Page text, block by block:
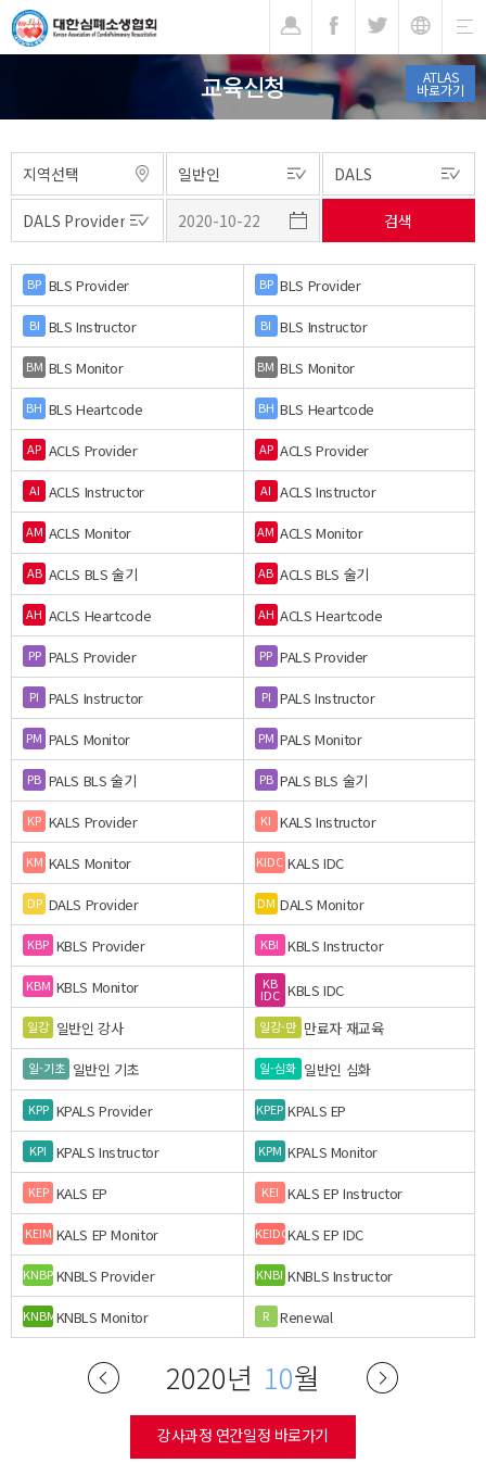
ATLAS
바로가기
교육신청
BP BLS Provider BP BLS Provider
BI BLS Instructor BI BLS Instructor
BM BLS Monitor BM BLS Monitor
BH BLS Heartcode BH BLS Heartcode
AP ACLS Provider AP ACLS Provider
AI ACLS Instructor AI ACLS Instructor
AM ACLS Monitor AM ACLS Monitor
AB ACLS BLS 술기 AB ACLS BLS 술기
AH ACLS Heartcode AH ACLS Heartcode
PP PALS Provider PP PALS Provider
PI PALS Instructor PI PALS Instructor
PM PALS Monitor PM PALS Monitor
PB PALS BLS 술기 PB PALS BLS 술기
KP KALS Provider KI KALS Instructor
KM KALS Monitor KIDC KALS IDC
DP DALS Provider DM DALS Monitor
KBP KBLS Provider KBI KBLS Instructor
KBM KBLS Monitor KB
IDC KBLS IDC
일강 일반인 강사 일강-만 만료자 재교육
일-기초 일반인 기초 일-심화 일반인 심화
KPP KPALS Provider KPEP KPALS EP
KPI KPALS Instructor KPM KPALS Monitor
KEP KALS EP KEI KALS EP Instructor
KEIM KALS EP Monitor KEIDCKALS EP IDC
KNBPKNBLS Provider KNBI KNBLS Instructor
KNBMKNBLS Monitor R Renewal
2020년 10월
강사과정 연간일정 바로가기